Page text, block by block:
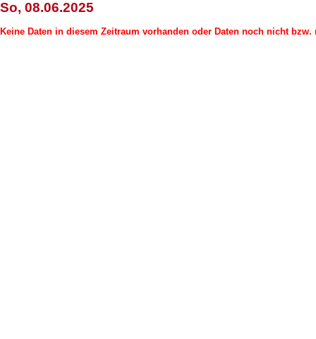
So, 08.06.2025
Keine Daten in diesem Zeitraum vorhanden oder Daten noch nicht